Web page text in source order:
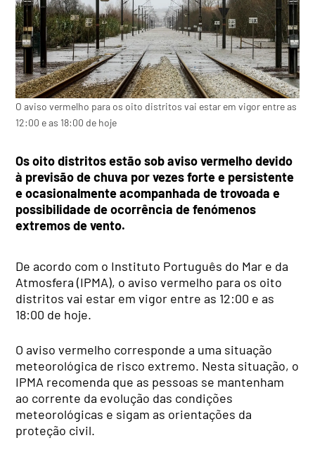
O aviso vermelho para os oito distritos vai estar em vigor entre as
12:00 e as 18:00 de hoje
Os oito distritos estão sob aviso vermelho devido
à previsão de chuva por vezes forte e persistente
e ocasionalmente acompanhada de trovoada e
possibilidade de ocorrência de fenómenos
extremos de vento.
De acordo com o Instituto Português do Mar e da
Atmosfera (IPMA), o aviso vermelho para os oito
distritos vai estar em vigor entre as 12:00 e as
18:00 de hoje.
O aviso vermelho corresponde a uma situação
meteorológica de risco extremo. Nesta situação, o
IPMA recomenda que as pessoas se mantenham
ao corrente da evolução das condições
meteorológicas e sigam as orientações da
proteção civil.